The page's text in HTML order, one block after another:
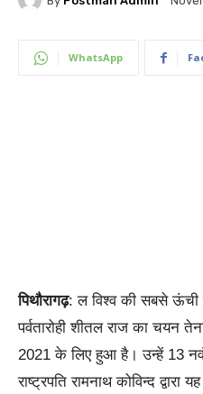
WhatsApp
पिथौरागढ़: ल विश्व की सबसे ऊंची
पर्वतारोही शीतल राज का चयन
2021 के लिए हुआ है। उन्हें 13
राष्ट्रपति रामनाथ कोविन्द द्वारा